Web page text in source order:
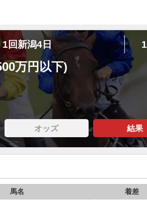
回新潟4日
万円以下)
オッズ 結果
馬名 着差